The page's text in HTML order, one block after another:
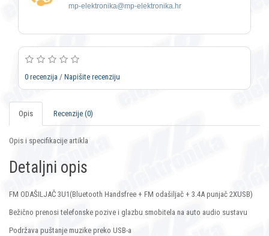
mp-elektronika@mp-elektronika.hr
0 recenzija / Napišite recenziju
Opis Recenzije (0)
Opis i specifikacije artikla
Detaljni opis
FM ODAŠILJAČ 3U1(Bluetooth Handsfree + FM odašiljač + 3.4A punjač 2XUSB)
Bežično prenosi telefonske pozive i glazbu smobitela na auto audio sustavu
Podržava puštanje muzike preko USB-a